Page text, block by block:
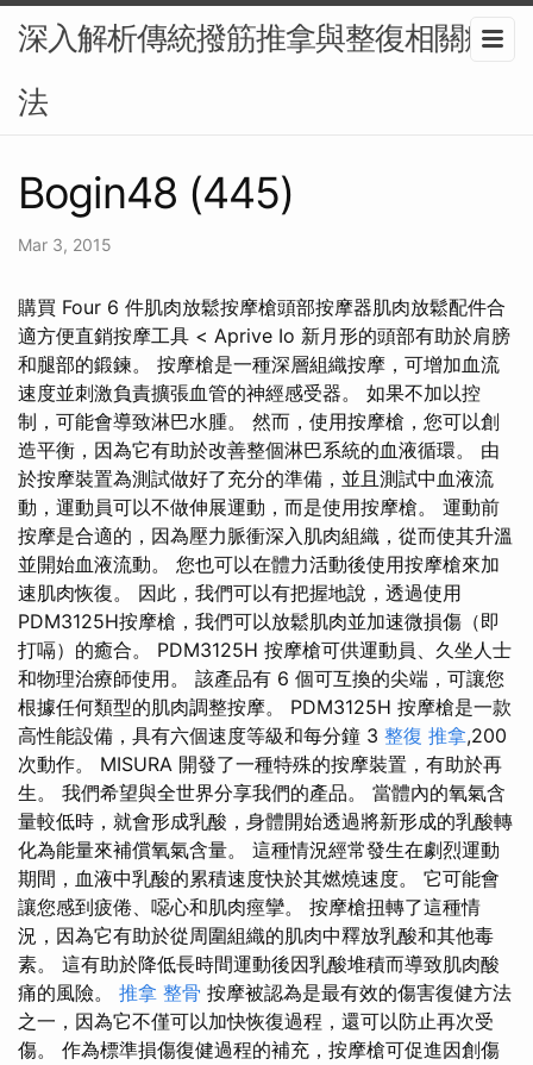
深入解析傳統撥筋推拿與整復相關療
法
Bogin48 (445)
Mar 3, 2015
購買 Four 6 件肌肉放鬆按摩槍頭部按摩器肌肉放鬆配件合
適方便直銷按摩工具 < Aprive Io 新月形的頭部有助於肩膀
和腿部的鍛鍊。 按摩槍是一種深層組織按摩，可增加血流
速度並刺激負責擴張血管的神經感受器。 如果不加以控
制，可能會導致淋巴水腫。 然而，使用按摩槍，您可以創
造平衡，因為它有助於改善整個淋巴系統的血液循環。 由
於按摩裝置為測試做好了充分的準備，並且測試中血液流
動，運動員可以不做伸展運動，而是使用按摩槍。 運動前
按摩是合適的，因為壓力脈衝深入肌肉組織，從而使其升溫
並開始血液流動。 您也可以在體力活動後使用按摩槍來加
速肌肉恢復。 因此，我們可以有把握地說，透過使用
PDM3125H按摩槍，我們可以放鬆肌肉並加速微損傷（即
打嗝）的癒合。 PDM3125H 按摩槍可供運動員、久坐人士
和物理治療師使用。 該產品有 6 個可互換的尖端，可讓您
根據任何類型的肌肉調整按摩。 PDM3125H 按摩槍是一款
高性能設備，具有六個速度等級和每分鐘 3 整復 推拿,200
次動作。 MISURA 開發了一種特殊的按摩裝置，有助於再
生。 我們希望與全世界分享我們的產品。 當體內的氧氣含
量較低時，就會形成乳酸，身體開始透過將新形成的乳酸轉
化為能量來補償氧氣含量。 這種情況經常發生在劇烈運動
期間，血液中乳酸的累積速度快於其燃燒速度。 它可能會
讓您感到疲倦、噁心和肌肉痙攣。 按摩槍扭轉了這種情
況，因為它有助於從周圍組織的肌肉中釋放乳酸和其他毒
素。 這有助於降低長時間運動後因乳酸堆積而導致肌肉酸
痛的風險。 推拿 整骨 按摩被認為是最有效的傷害復健方法
之一，因為它不僅可以加快恢復過程，還可以防止再次受
傷。 作為標準損傷復健過程的補充，按摩槍可促進因創傷